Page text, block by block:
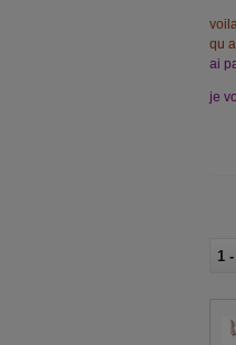
qu
ai
je
1